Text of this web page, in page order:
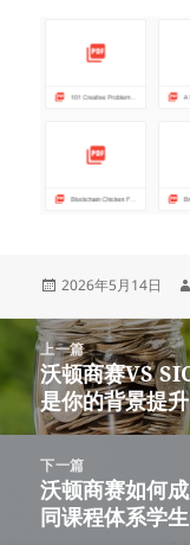
发
于
2026年5月14日
导
上一篇
上
篇
文
章：
沃顿商赛VS
是你的背景提
下一篇
下
篇
沃顿商赛如何
同课程体系学